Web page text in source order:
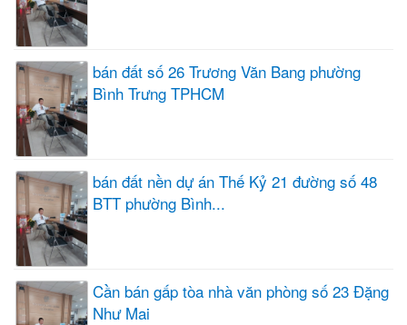
bán đất số 26 Trương Văn Bang phường
Bình Trưng TPHCM
bán đất nền dự án Thế Kỷ 21 đường số 48
BTT phường Bình...
Cần bán gấp tòa nhà văn phòng số 23 Đặng
Như Mai